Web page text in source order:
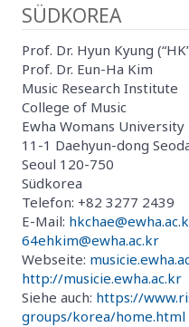
SÜDKOREA
Prof. Dr. Hyun Kyung
Prof. Dr. Eun-Ha Kim
Music Research Institute
College of Music
Ewha Womans University
11-1 Daehyun-dong
Seoul 120-750
Südkorea
Telefon: +82 3277 2439
E-Mail:
64ehkim@ewha.ac.kr
Webseite:
http://musicie.ewha.ac.kr
Siehe auch: https://
groups/korea/home.html